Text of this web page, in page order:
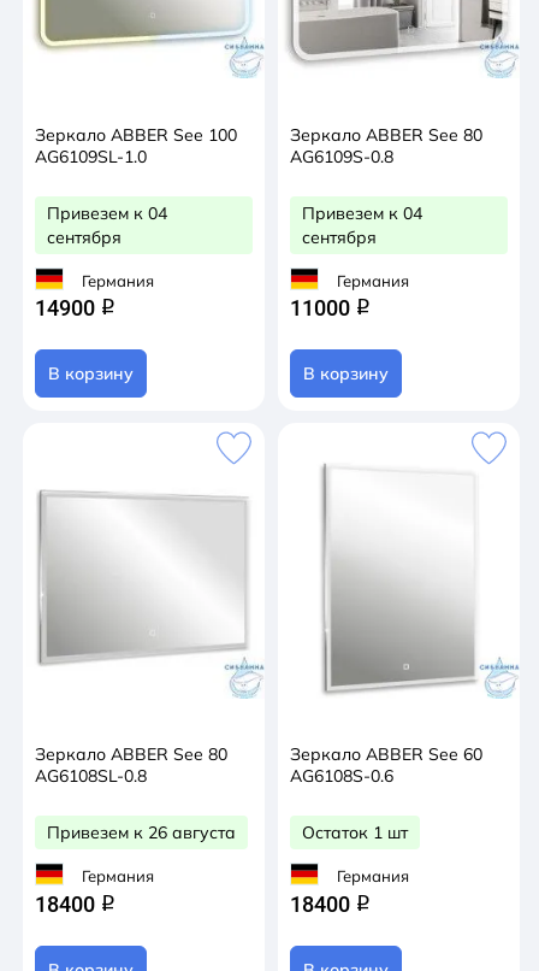
Зеркало ABBER See 100
AG6109SL-1.0
Привезем к 04
сентября
Германия
14900 q
В корзину
Зеркало ABBER See 80
AG6109S-0.8
Привезем к 04
сентября
Германия
11000 q
В корзину
Зеркало ABBER See 80
AG6108SL-0.8
Привезем к 26 августа
Германия
18400 q
Зеркало ABBER See 60
AG6108S-0.6
Остаток 1 шт
Германия
18400 q